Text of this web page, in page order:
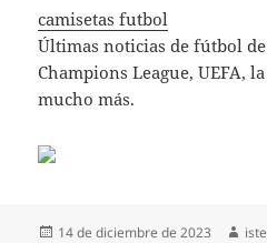
camisetas futbol
Últimas noticias de fútbol
Champions League, UEFA,
mucho más.
Publicado
14 de diciembre de 2023